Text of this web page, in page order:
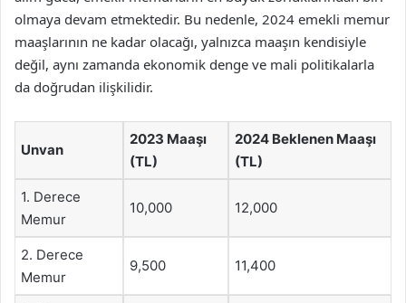
olmaya devam etmektedir. Bu nedenle, 2024 emekli memur
maaşlarının ne kadar olacağı, yalnızca maaşın kendisiyle
değil, aynı zamanda ekonomik denge ve mali politikalarla
da doğrudan ilişkilidir.
Unvan
2023 Maaşı
(TL)
2024 Beklenen Maaşı
(TL)
1. Derece
Memur
10,000 12,000
2. Derece
Memur
9,500 11,400